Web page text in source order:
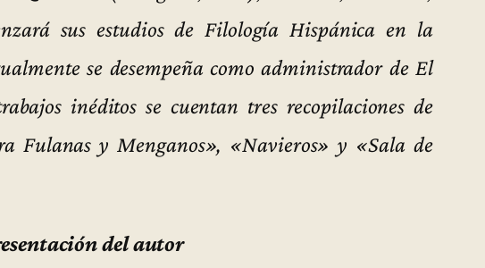
sus estudios de Filología Hispánica en la
se desempeña como administrador de El
inéditos se cuentan tres recopilaciones de
Fulanas y Menganos», «Navieros» y «Sala de
del autor